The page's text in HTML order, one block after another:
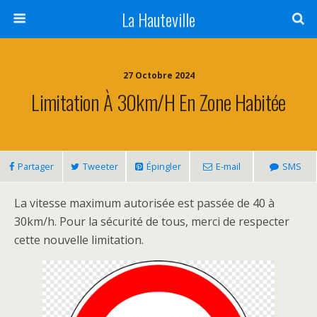
La Hauteville
27 Octobre 2024
Limitation À 30km/h En Zone Habitée
Partager Tweeter Épingler E-mail SMS
La vitesse maximum autorisée est passée de 40 à
30km/h. Pour la sécurité de tous, merci de respecter
cette nouvelle limitation.